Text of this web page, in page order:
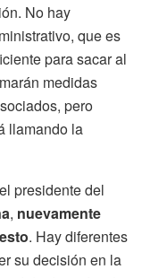
No hay
que es
para sacar al
medidas
pero
llamando la
presidente del
, nuevamente
. Hay diferentes
su decisión en la